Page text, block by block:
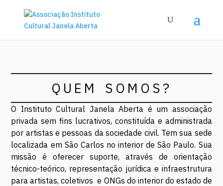
QUEM SOMOS?
O Instituto Cultural Janela Aberta é um associação
privada sem fins lucrativos, constituída e administrada
por artistas e pessoas da sociedade civil. Tem sua sede
localizada em São Carlos no interior de São Paulo. Sua
missão é oferecer suporte, através de orientação
técnico-teórico, representação jurídica e infraestrutura
para artistas, coletivos e ONGs do interior do estado de